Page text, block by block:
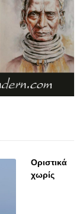
Οριστικά
χωρίς